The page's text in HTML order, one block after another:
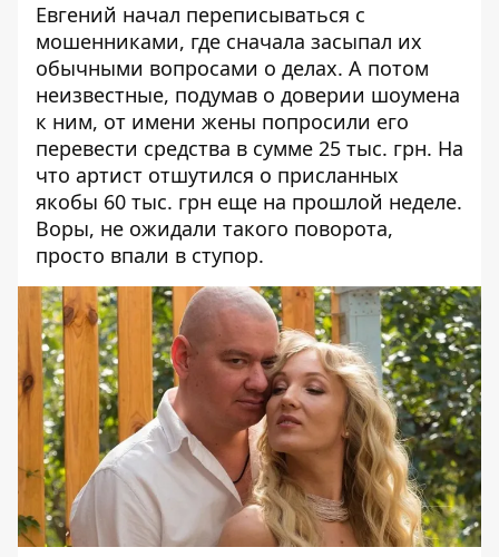
Евгений начал переписываться с
мошенниками, где сначала засыпал их
обычными вопросами о делах. А потом
неизвестные, подумав о доверии шоумена
к ним, от имени жены попросили его
перевести средства в сумме 25 тыс. грн. На
что артист отшутился о присланных
якобы 60 тыс. грн еще на прошлой неделе.
Воры, не ожидали такого поворота,
просто впали в ступор.